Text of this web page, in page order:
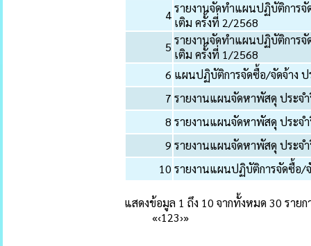
4รายงานจัดทำแผนปฏิบัติการจั
เติม ครั้งที่ 2/2568
5 รายงานจัดทำแผนปฏิบัติการจั
เติม ครั้งที่ 1/2568
6 แผนปฏิบัติการจัดซื้อ/จัดจ้าง
7 รายงานแผนจัดหาพัสดุ ประจ
8 รายงานแผนจัดหาพัสดุ ประจ
9 รายงานแผนจัดหาพัสดุ ประจ
10 รายงานแผนปฏิบัติการจัดซื้อ/
แสดงข้อมูล 1 ถึง 10 จากทั้งหมด 30 รายก
«‹123›»